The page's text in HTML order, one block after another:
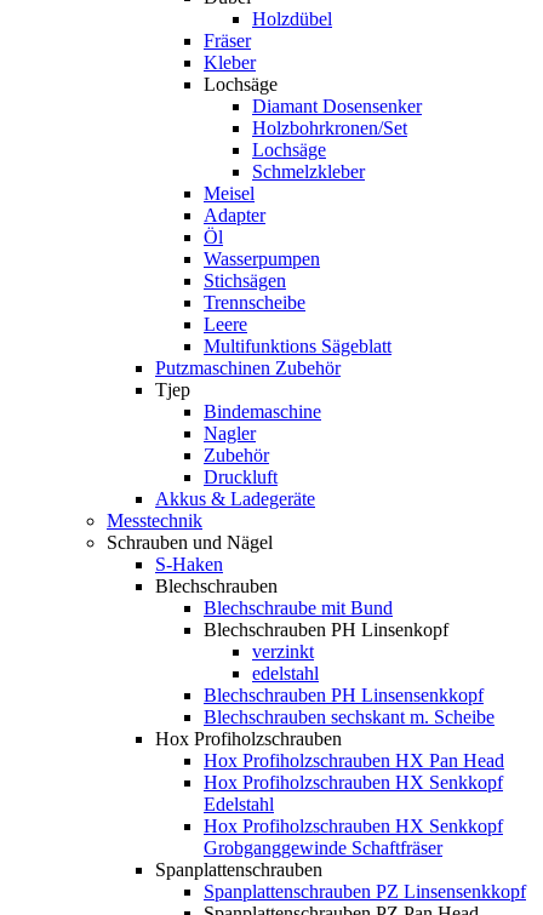
Holzdübel
Fräser
Kleber
Lochsäge
Diamant Dosensenker
Holzbohrkronen/Set
Lochsäge
Schmelzkleber
Meisel
Adapter
Öl
Wasserpumpen
Stichsägen
Trennscheibe
Leere
Multifunktions Sägeblatt
Putzmaschinen Zubehör
Tjep
Bindemaschine
Nagler
Zubehör
Druckluft
Akkus & Ladegeräte
Messtechnik
Schrauben und Nägel
S-Haken
Blechschrauben
Blechschraube mit Bund
Blechschrauben PH Linsenkopf
verzinkt
edelstahl
Blechschrauben PH Linsensenkkopf
Blechschrauben sechskant m. Scheibe
Hox Profiholzschrauben
Hox Profiholzschrauben HX Pan Head
Hox Profiholzschrauben HX Senkkopf
Edelstahl
Hox Profiholzschrauben HX Senkkopf
Grobganggewinde Schaftfräser
Spanplattenschrauben
Spanplattenschrauben PZ Linsensenkkopf